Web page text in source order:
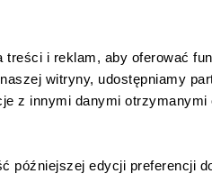
i reklam, aby oferować
witryny, udostępniamy
z innymi danymi
późniejszej edycji preferencji
Najczęstsze pytania